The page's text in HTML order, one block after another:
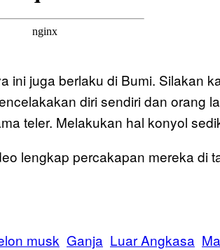
ini juga berlaku di Bumi. Silakan
diri sendiri dan orang
teler. Melakukan hal konyol
lengkap percakapan mereka di
musk Ganja Luar Angkasa